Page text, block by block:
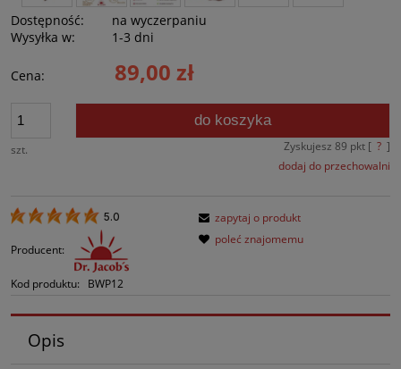
Dostępność:
na wyczerpaniu
Wysyłka w:
1-3 dni
Cena: 89,00 zł
szt.
do koszyka
Zyskujesz 89 pkt [ ? ]
dodaj do przechowalni
5.0
Producent:
Kod produktu: BWP12
zapytaj o produkt
poleć znajomemu
Opis